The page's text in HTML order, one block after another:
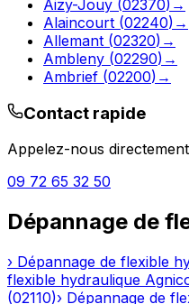
Aizy-Jouy (02370) →
Alaincourt (02240) →
Allemant (02320) →
Ambleny (02290) →
Ambrief (02200) →
Contact rapide
Appelez-nous
09 72 65 32 50
Dépannage de
› Dépannage de flexible
flexible hydraulique
(02110)› Dépannage de